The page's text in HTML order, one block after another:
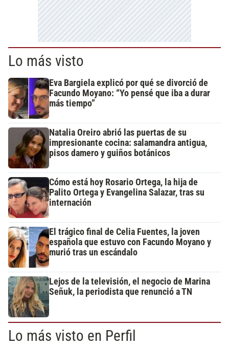
Lo más visto
Eva Bargiela explicó por qué se divorció de
Facundo Moyano: “Yo pensé que iba a durar
más tiempo”
Natalia Oreiro abrió las puertas de su
impresionante cocina: salamandra antigua,
pisos damero y guiños botánicos
Cómo está hoy Rosario Ortega, la hija de
Palito Ortega y Evangelina Salazar, tras su
internación
El trágico final de Celia Fuentes, la joven
española que estuvo con Facundo Moyano y
murió tras un escándalo
Lejos de la televisión, el negocio de Marina
Señuk, la periodista que renunció a TN
Lo más visto en Perfil